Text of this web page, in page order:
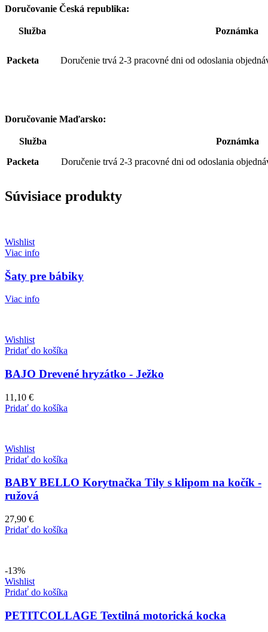
Doručovanie Česká republika:
Služba Poznámka
Packeta Doručenie trvá 2-3 pracovné dni od odoslania
Doručovanie Maďarsko:
Služba
Poznámka
Packeta
Doručenie trvá 2-3 pracovné dni od odoslania
Súvisiace produkty
Wishlist
Viac info
Šaty pre bábiky
Viac info
Wishlist
Pridať do košíka
BAJO Drevené hryzátko - Ježko
11,10 €
Pridať do košíka
Wishlist
Pridať do košíka
BABY BELLO Korytnačka Tily s klipom na kočík -
ružová
27,90 €
Pridať do košíka
-13%
Wishlist
Pridať do košíka
PETITCOLLAGE Textilná motorická kocka